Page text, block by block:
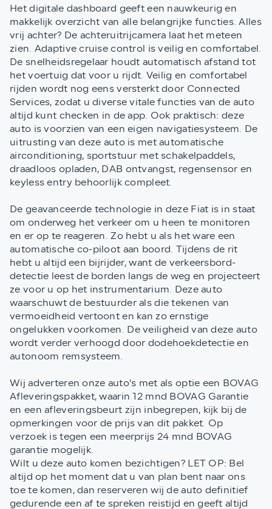
Het digitale dashboard geeft een nauwkeurig en
makkelijk overzicht van alle belangrijke functies. Alles
vrij achter? De achteruitrijcamera laat het meteen
zien. Adaptive cruise control is veilig en comfortabel.
De snelheidsregelaar houdt automatisch afstand tot
het voertuig dat voor u rijdt. Veilig en comfortabel
rijden wordt nog eens versterkt door Connected
Services, zodat u diverse vitale functies van de auto
altijd kunt checken in de app. Ook praktisch: deze
auto is voorzien van een eigen navigatiesysteem. De
uitrusting van deze auto is met automatische
airconditioning, sportstuur met schakelpaddels,
draadloos opladen, DAB ontvangst, regensensor en
keyless entry behoorlijk compleet.
De geavanceerde technologie in deze Fiat is in staat
om onderweg het verkeer om u heen te monitoren
en er op te reageren. Zo hebt u als het ware een
automatische co-piloot aan boord. Tijdens de rit
hebt u altijd een bijrijder, want de verkeersbord-
detectie leest de borden langs de weg en projecteert
ze voor u op het instrumentarium. Deze auto
waarschuwt de bestuurder als die tekenen van
vermoeidheid vertoont en kan zo ernstige
ongelukken voorkomen. De veiligheid van deze auto
wordt verder verhoogd door dodehoekdetectie en
autonoom remsysteem.
Wij adverteren onze auto's met als optie een BOVAG
Afleveringspakket, waarin 12 mnd BOVAG Garantie
en een afleveringsbeurt zijn inbegrepen, kijk bij de
opmerkingen voor de prijs van dit pakket. Op
verzoek is tegen een meerprijs 24 mnd BOVAG
garantie mogelijk.
Wilt u deze auto komen bezichtigen? LET OP: Bel
altijd op het moment dat u van plan bent naar ons
toe te komen, dan reserveren wij de auto definitief
gedurende een af te spreken reistijd en geeft altijd